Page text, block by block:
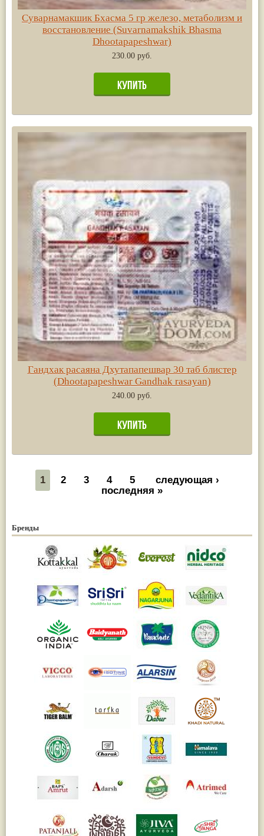
Суварнамакшик Бхасма 5 гр железо, метаболизм и
восстановление (Suvarnamakshik Bhasma
Dhootapapeshwar)
230.00 руб.
Гандхак расаяна Дхутапапешвар 30 таб блистер
(Dhootapapeshwar Gandhak rasayan)
240.00 руб.
1 2 3 4 5
следующая ›
последняя »
Бренды